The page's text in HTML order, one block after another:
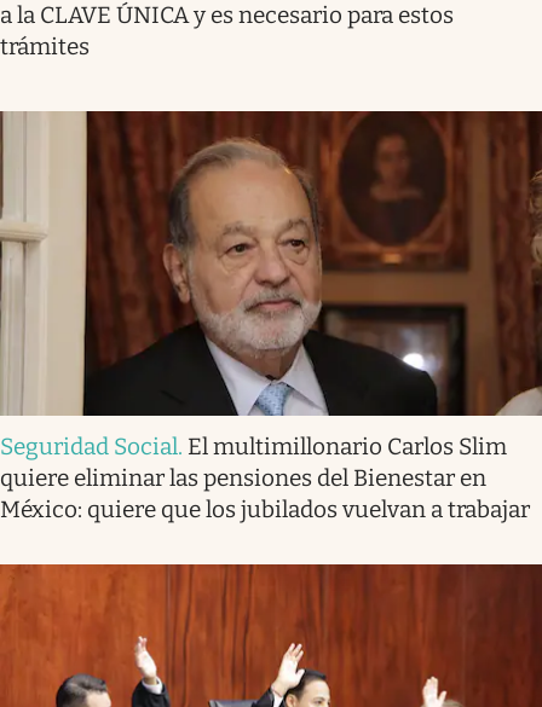
a la CLAVE ÚNICA y es necesario para estos
trámites
Seguridad Social. El multimillonario Carlos Slim
quiere eliminar las pensiones del Bienestar en
México: quiere que los jubilados vuelvan a trabajar